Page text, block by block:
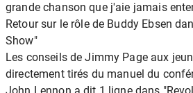
grande chanson que j'aie jamais
Retour sur le rôle de Buddy Ebsen
Show"
Les conseils de Jimmy Page aux
directement tirés du manuel du